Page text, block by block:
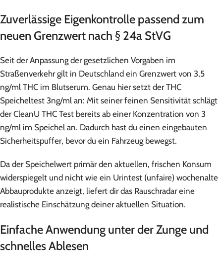
Zuverlässige Eigenkontrolle passend zum
neuen Grenzwert nach § 24a StVG
Seit der Anpassung der gesetzlichen Vorgaben im
Straßenverkehr gilt in Deutschland ein Grenzwert von 3,5
ng/ml THC im Blutserum. Genau hier setzt der THC
Speicheltest 3ng/ml an: Mit seiner feinen Sensitivität schlägt
der CleanU THC Test bereits ab einer Konzentration von 3
ng/ml im Speichel an. Dadurch hast du einen eingebauten
Sicherheitspuffer, bevor du ein Fahrzeug bewegst.
Da der Speichelwert primär den aktuellen, frischen Konsum
widerspiegelt und nicht wie ein Urintest (unfaire) wochenalte
Abbauprodukte anzeigt, liefert dir das Rauschradar eine
realistische Einschätzung deiner aktuellen Situation.
Einfache Anwendung unter der Zunge und
schnelles Ablesen